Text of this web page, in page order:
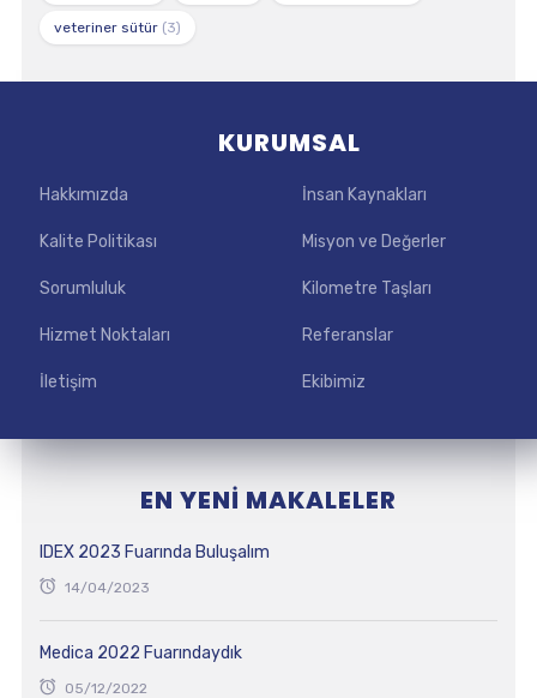
veteriner sütür(3)
KURUMSAL
Hakkımızda İnsan Kaynakları
Kalite Politikası Misyon ve Değerler
Sorumluluk Kilometre Taşları
Hizmet Noktaları Referanslar
İletişim Ekibimiz
EN YENI MAKALELER
IDEX 2023 Fuarında Buluşalım
14/04/2023
Medica 2022 Fuarındaydık
05/12/2022